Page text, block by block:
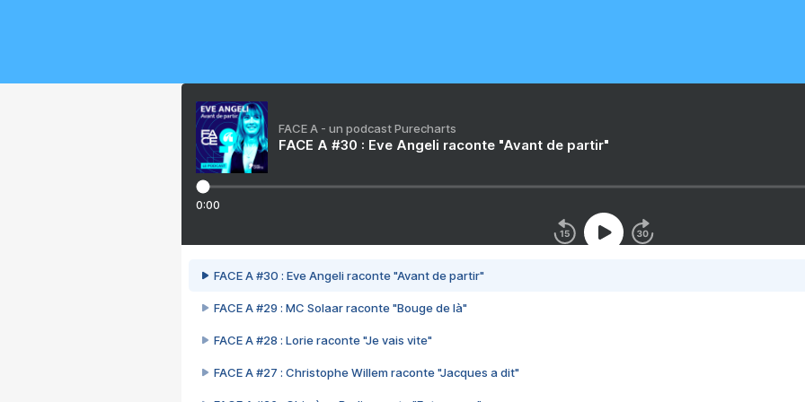
FACE A - un podcast Purecharts
FACE A #30 : Eve Angeli raconte "Avant de partir"
0:00
FACE A #30 : Eve Angeli raconte "Avant de partir"
FACE A #29 : MC Solaar raconte "Bouge de là"
FACE A #28 : Lorie raconte "Je vais vite"
FACE A #27 : Christophe Willem raconte "Jacques a dit"